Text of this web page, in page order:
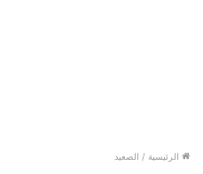
الرئيسية / الصعيد